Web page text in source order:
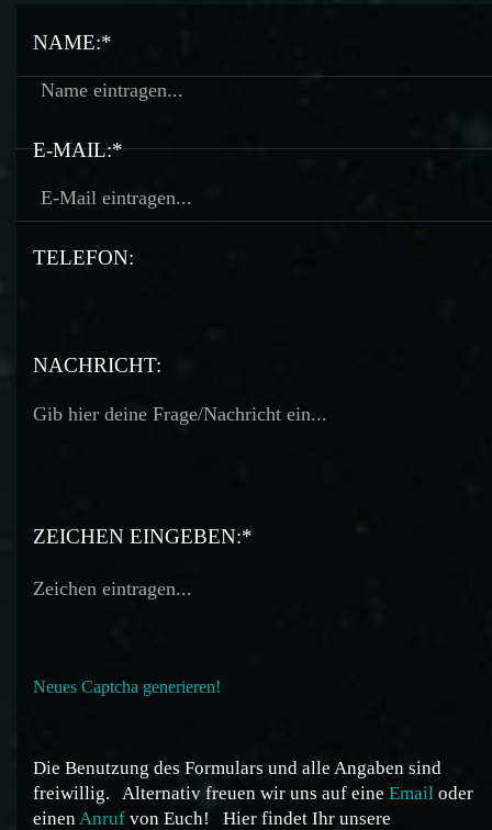
NAME:*
E-MAIL:*
TELEFON:
TELEFON:
NACHRICHT:
ZEICHEN EINGEBEN:*
Neues Captcha generieren!
Die Benutzung des Formulars und alle Angaben sind
freiwillig.
Alternativ freuen wir uns auf eine Email oder
einenAnruf von Euch!
Hier findet Ihr unsere